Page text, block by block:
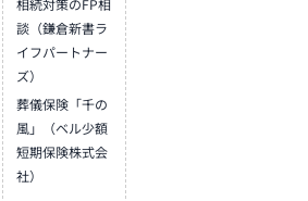
相続対策のFP相
談（鎌倉新書ラ
イフパートナー
ズ）
葬儀保険「千の
風」（ベル少額
短期保険株式会
社）